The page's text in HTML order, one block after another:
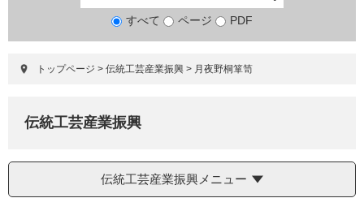
て
検
象
すべて ページ PDF
トップページ > 伝統工芸産業振興 > 月夜野桐箪笥
伝統工芸産業振興
伝統工芸産業振興メニュー